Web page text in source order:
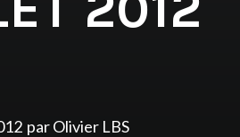
parOlivier LBS